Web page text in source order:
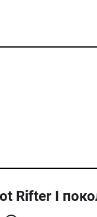
Rifter I